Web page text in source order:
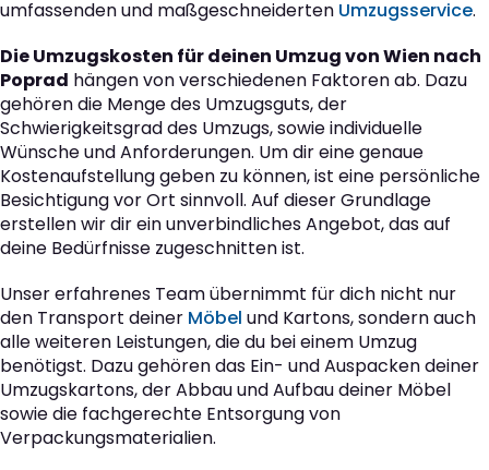
umfassenden und maßgeschneiderten Umzugsservice.
Die Umzugskosten für deinen Umzug von Wien nach
Poprad hängen von verschiedenen Faktoren ab. Dazu
gehören die Menge des Umzugsguts, der
Schwierigkeitsgrad des Umzugs, sowie individuelle
Wünsche und Anforderungen. Um dir eine genaue
Kostenaufstellung geben zu können, ist eine persönliche
Besichtigung vor Ort sinnvoll. Auf dieser Grundlage
erstellen wir dir ein unverbindliches Angebot, das auf
deine Bedürfnisse zugeschnitten ist.
Unser erfahrenes Team übernimmt für dich nicht nur
den Transport deiner Möbel und Kartons, sondern auch
alle weiteren Leistungen, die du bei einem Umzug
benötigst. Dazu gehören das Ein- und Auspacken deiner
Umzugskartons, der Abbau und Aufbau deiner Möbel
sowie die fachgerechte Entsorgung von
Verpackungsmaterialien.